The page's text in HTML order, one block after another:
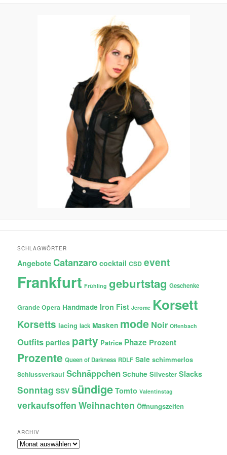
SCHLAGWÖRTER
Angebote Catanzaro cocktail CSD event
Frankfurt Frühling geburtstag Geschenke
Grande Opera Handmade Iron Fist Jerome Korsett
Korsetts lacing lack Masken mode Noir Offenbach
Outfits parties party Patrice Phaze Prozent
Prozente Queen of Darkness RDLF Sale schimmerlos
Schlussverkauf Schnäppchen Schuhe Silvester Slacks
Sonntag SSV sündige Tomto Valentinstag
verkaufsoffen Weihnachten Öffnungszeiten
ARCHIV
Archiv